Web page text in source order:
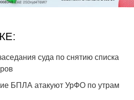
суда по снятию списка
БПЛА атакуют УрФО по утрам